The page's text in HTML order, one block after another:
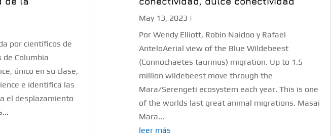
por científicos de
de Columbia
único en su clase,
e identifica las
el desplazamiento
May 13, 2023 |
Por Wendy Elliott, Robin Naidoo y Rafael
AnteloAerial view of the Blue Wildebeest
(Connochaetes taurinus) migration. Up to 1.5
million wildebeest move through the
Mara/Serengeti ecosystem each year. This is one
of the worlds last great animal migrations. Masai
Mara...
leer más